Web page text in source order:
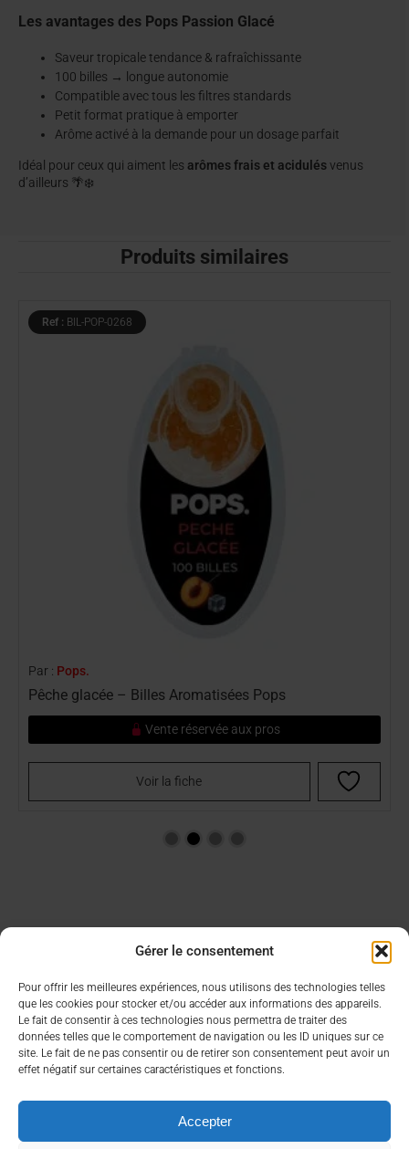
Gérer le consentement
Pour offrir les meilleures expériences, nous utilisons des technologies telles
que les cookies pour stocker et/ou accéder aux informations des appareils.
Le fait de consentir à ces technologies nous permettra de traiter des
données telles que le comportement de navigation ou les ID uniques sur ce
site. Le fait de ne pas consentir ou de retirer son consentement peut avoir un
effet négatif sur certaines caractéristiques et fonctions.
Accepter
Les avantages des Pops Passion Glacé
Saveur tropicale tendance & rafraîchissante
100 billes → longue autonomie
Compatible avec tous les filtres standards
Petit format pratique à emporter
Arôme activé à la demande pour un dosage parfait
Idéal pour ceux qui aiment les arômes frais et acidulésvenus
d’ailleurs 🌴❄️
Produits similaires
Ref : BIL-POP-0268
Par : Pops.
Pêche glacée – Billes Aromatisées Pops
Vente réservée aux pros
Voir la fiche
Aide & Infos
Condition générales de vente
FAQ
Lien utiles
Choisir son CBD
Contacter un commercial
Mon compte
RGPD/Cookies
contact@bea-francetabac.fr
38, Rue AMPERE 56980 SAINT-AVE